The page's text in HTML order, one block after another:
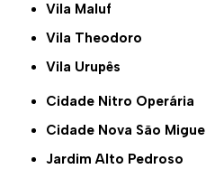
Vila Maluf
Vila Theodoro
Vila Urupês
Cidade Nitro Operária
Cidade Nova São Miguel
Jardim Alto Pedroso